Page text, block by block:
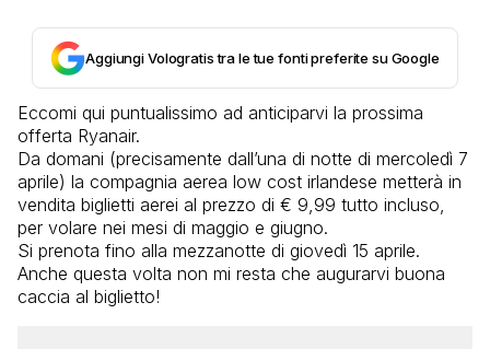
Aggiungi Vologratis tra le tue fonti preferite su Google
Eccomi qui puntualissimo ad anticiparvi la prossima
offerta Ryanair.
Da domani (precisamente dall’una di notte di mercoledì 7
aprile) la compagnia aerea low cost irlandese metterà in
vendita biglietti aerei al prezzo di € 9,99 tutto incluso,
per volare nei mesi di maggio e giugno.
Si prenota fino alla mezzanotte di giovedì 15 aprile.
Anche questa volta non mi resta che augurarvi buona
caccia al biglietto!